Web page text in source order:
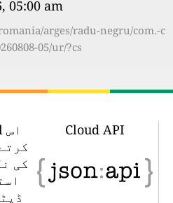
05:00 am
arges/radu-negru/com.-c
05/ur/?cs
Cloud API
کی